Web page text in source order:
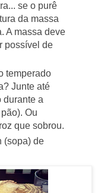
se o purê
da massa
A massa deve
possível de
temperado
Junte até
durante a
Ou
que sobrou.
(sopa) de